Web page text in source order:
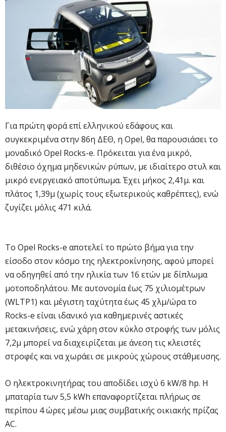
Για πρώτη φορά επί ελληνικού εδάφους και
συγκεκριμένα στην 86η ΔΕΘ, η Opel, θα παρουσιάσει το
μοναδικό Opel Rocks-e. Πρόκειται για ένα μικρό,
διθέσιο όχημα μηδενικών ρύπων, με ιδιαίτερο στυλ και
μικρό ενεργειακό αποτύπωμα. Έχει μήκος 2,41μ. και
πλάτος 1,39μ (χωρίς τους εξωτερικούς καθρέπτες), ενώ
ζυγίζει μόλις 471 κιλά.
Το Opel Rocks-e αποτελεί το πρώτο βήμα για την
είσοδο στον κόσμο της ηλεκτροκίνησης, αφού μπορεί
να οδηγηθεί από την ηλικία των 16 ετών με δίπλωμα
μοτοποδηλάτου. Με αυτονομία έως 75 χιλιομέτρων
(WLTP1) και μέγιστη ταχύτητα έως 45 χλμ/ώρα το
Rocks-e είναι ιδανικό για καθημερινές αστικές
μετακινήσεις, ενώ χάρη στον κύκλο στροφής των μόλις
7,2μ μπορεί να διαχειρίζεται με άνεση τις κλειστές
στροφές και να χωράει σε μικρούς χώρους στάθμευσης.
Ο ηλεκτροκινητήρας του αποδίδει ισχύ 6 kW/8 hp. Η
μπαταρία των 5,5 kWh επαναφορτίζεται πλήρως σε
περίπου 4 ώρες μέσω μιας συμβατικής οικιακής πρίζας
AC.